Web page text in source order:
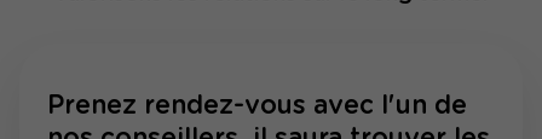
Prenez rendez-vous avec l'un de